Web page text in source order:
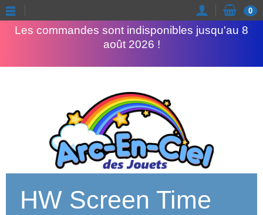
Les commandes sont indisponibles jusqu'au 8
août 2026 !
0
HW Screen Time